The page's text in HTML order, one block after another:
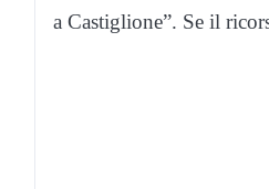
a Castiglione”. Se il